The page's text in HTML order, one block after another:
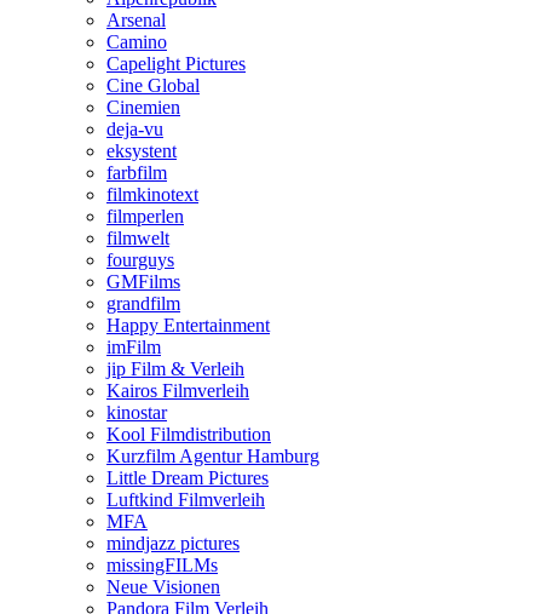
Arsenal
Camino
Capelight Pictures
Cine Global
Cinemien
deja-vu
eksystent
farbfilm
filmkinotext
filmperlen
filmwelt
fourguys
GMFilms
grandfilm
Happy Entertainment
imFilm
jip Film & Verleih
Kairos Filmverleih
kinostar
Kool Filmdistribution
Kurzfilm Agentur Hamburg
Little Dream Pictures
Luftkind Filmverleih
MFA
mindjazz pictures
missingFILMs
Neue Visionen
Pandora Film Verleih